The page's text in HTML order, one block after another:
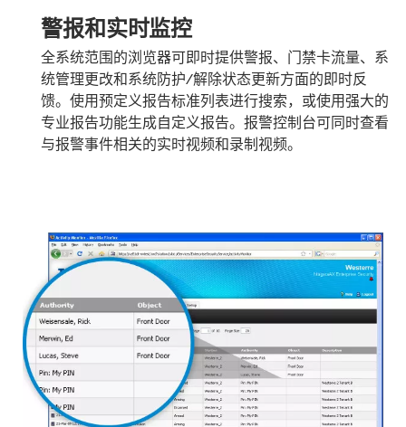
警报和实时监控
全系统范围的浏览器可即时提供警报、门禁卡流量、系
统管理更改和系统防护/解除状态更新方面的即时反
馈。使用预定义报告标准列表进行搜索，或使用强大的
专业报告功能生成自定义报告。报警控制台可同时查看
与报警事件相关的实时视频和录制视频。